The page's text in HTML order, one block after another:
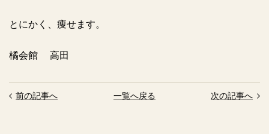
とにかく、痩せます。
橘会館 高田
前の記事へ 一覧へ戻る 次の記事へ